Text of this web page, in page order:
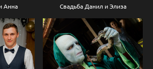
Анна Свадьба Данил и Элиза